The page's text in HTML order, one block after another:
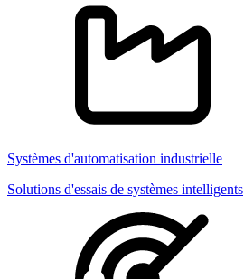
Systèmes d'automatisation industrielle
Solutions d'essais de systèmes intelligents